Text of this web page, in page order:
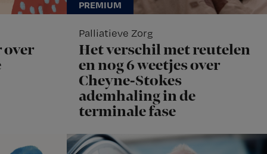
over
Palliatieve Zorg
Het verschil met reutelen
en nog 6 weetjes over
Cheyne-Stokes
ademhaling in de
terminale fase